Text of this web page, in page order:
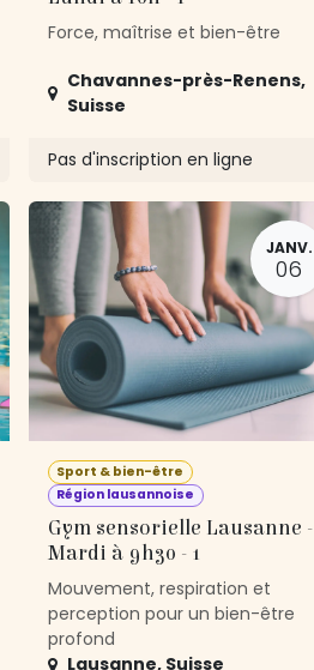
Force, maîtrise et bien-être
Chavannes-près-Renens,
Suisse
Pas d'inscription en ligne
JANV.
06
Sport & bien-être
Région lausannoise
Gym sensorielle Lausanne -
Mardi à 9h30 - 1
Mouvement, respiration et
perception pour un bien-être
profond
Lausanne, Suisse